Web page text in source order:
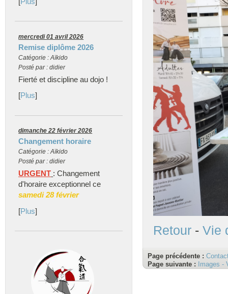
mercredi 01 avril 2026
Remise diplôme 2026
Catégorie : Aïkido
Posté par : didier
Fierté et discipline au dojo !
[Plus]
dimanche 22 février 2026
Changement horaire
Catégorie : Aïkido
Posté par : didier
URGENT : Changement
d'horaire exceptionnel ce
samedi 28 février
[Plus]
Retour - Vie
Page précédente :
Page suivante :
Images -